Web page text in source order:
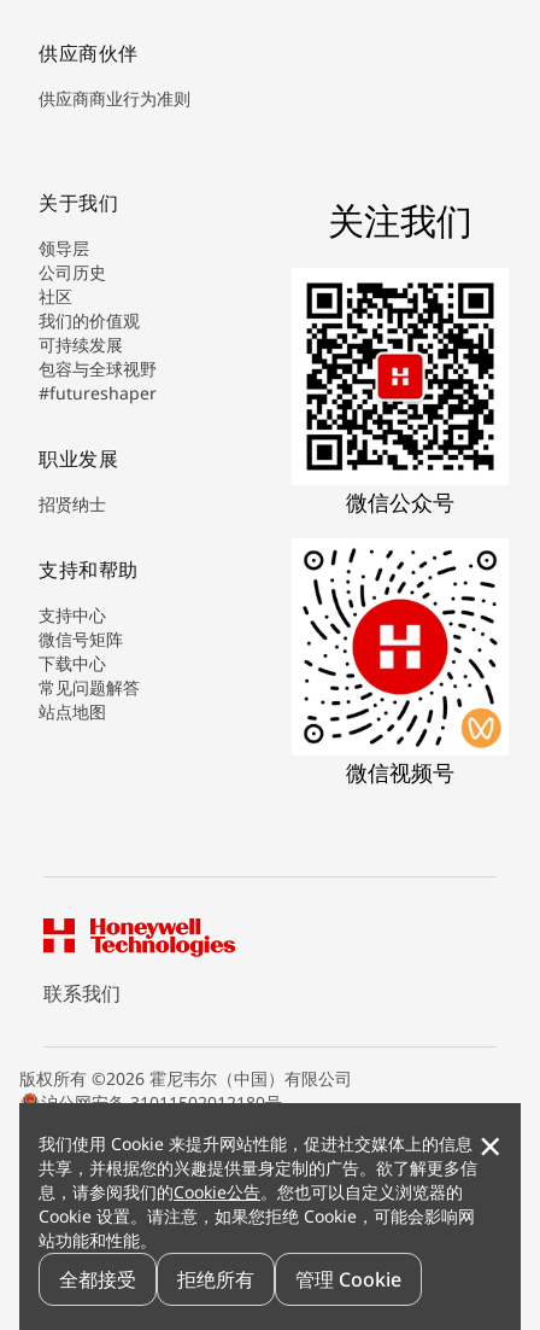
我们使用 Cookie 来提升网站性能，促进社交媒体上的信息
共享，并根据您的兴趣提供量身定制的广告。欲了解更多信
息，请参阅我们的Cookie公告。您也可以自定义浏览器的
Cookie 设置。请注意，如果您拒绝 Cookie，可能会影响网
站功能和性能。
全都接受 拒绝所有 管理 Cookie
×
供应商伙伴
供应商商业行为准则
关于我们
领导层
公司历史
社区
我们的价值观
可持续发展
包容与全球视野
#futureshaper
职业发展
招贤纳士
支持和帮助
支持中心
微信号矩阵
下载中心
常见问题解答
站点地图
关注我们
微信公众号
微信视频号
联系我们
版权所有 ©2026 霍尼韦尔（中国）有限公司
沪公网安备 31011502012180号
条款条约
隐私声明
您的隐私选项
霍尼韦尔科技Cookie通知
退订
漏洞报告